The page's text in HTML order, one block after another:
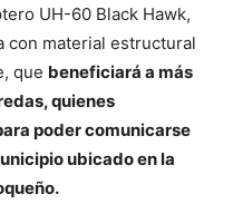
UH-60 Black Hawk,
con material estructural
que beneficiará a más
quienes
poder comunicarse
ubicado en la